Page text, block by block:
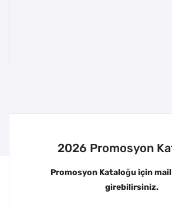
2026 Promosyon
Promosyon Kataloğu için
girebilirsiniz.